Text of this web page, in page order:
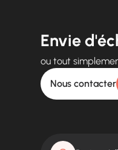
Envie
ou tout
Nous contacter